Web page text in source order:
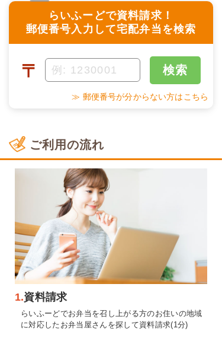
らいふーどで資料請求！
郵便番号入力して宅配弁当を検索
〒 検索
≫ 郵便番号が分からない方はこちら
ご利用の流れ
1.資料請求
らいふーどでお弁当を召し上がる方のお住いの地域
に対応したお弁当屋さんを探して資料請求(1分)